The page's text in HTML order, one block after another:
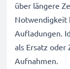
über längere
Notwendigkeit
Aufladungen.
als Ersatz oder
Aufnahmen.